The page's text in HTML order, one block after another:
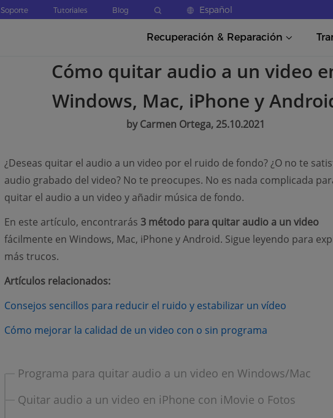
Soporte Tutoriales Blog Español
Recuperación & Reparación
Cómo quitar audio a un video
Windows, Mac, iPhone y
by Carmen Ortega, 25.10.2021
¿Deseas quitar el audio a un video por el ruido de fondo? ¿O no te
audio grabado del video? No te preocupes. No es nada complicada
quitar el audio a un video y añadir música de fondo.
En este artículo, encontrarás 3 método para quitar audio a un video
fácilmente en Windows, Mac, iPhone y Android. Sigue leyendo para
más trucos.
Artículos relacionados:
Consejos sencillos para reducir el ruido y estabilizar un vídeo(opens
Cómo mejorar la calidad de un video con o sin programa(opens new
Programa para quitar audio a un video en Windows/Mac
Quitar audio a un video en iPhone con iMovie o Fotos